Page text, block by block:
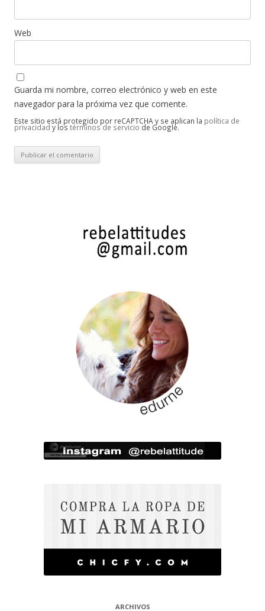
Web
Guarda mi nombre, correo electrónico y web en este
navegador para la próxima vez que comente.
Este sitio está protegido por reCAPTCHA y se aplican la política de
privacidad y los términos de servicio de Google.
ARCHIVOS